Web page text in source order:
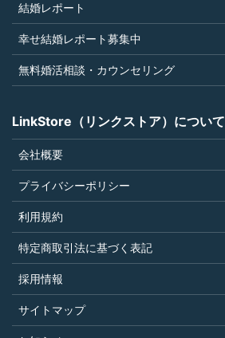
結婚レポート
幸せ結婚レポート募集中
無料婚活相談・カウンセリング
LinkStore（リンクストア）について
会社概要
プライバシーポリシー
利用規約
特定商取引法に基づく表記
採用情報
サイトマップ